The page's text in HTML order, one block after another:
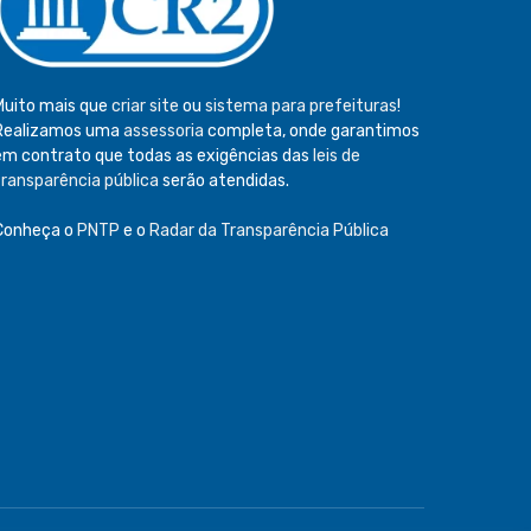
mais que criar site ou sistema para prefeituras!
uma assessoria completa, onde garantimos
contrato que todas as exigências das leis de
pública serão atendidas.
o PNTP e o Radar da Transparência Pública